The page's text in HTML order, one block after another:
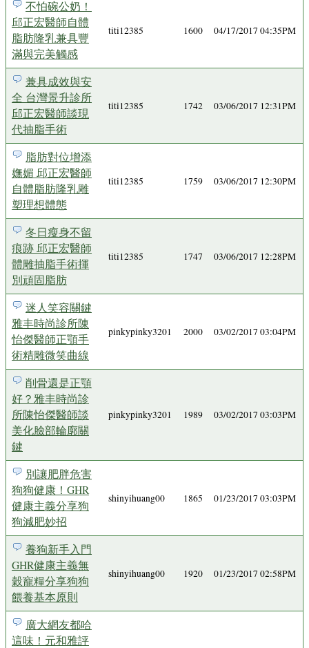
不怕碗公奶！
邱正宏醫師自體
脂肪隆乳兼具豐
滿與完美觸感
titi12385 1600 04/17/2017 04:35PM
兼具成效與安
全 台灣景升診所
邱正宏醫師談現
代抽脂手術
titi12385 1742 03/06/2017 12:31PM
脂肪對位增添
嫵媚 邱正宏醫師
自體脂肪隆乳雕
塑理想體態
titi12385 1759 03/06/2017 12:30PM
冬日瘦身不留
痕跡 邱正宏醫師
體雕抽脂手術揮
別頑固脂肪
titi12385 1747 03/06/2017 12:28PM
迷人笑容關鍵
雅丰時尚診所陳
怡傑醫師正顎手
術精雕微笑曲線
pinkypinky3201 2000 03/02/2017 03:04PM
削骨還是正顎
好？雅丰時尚診
所陳怡傑醫師談
美化臉部輪廓關
鍵
pinkypinky3201 1989 03/02/2017 03:03PM
別讓肥胖危害
狗狗健康！GHR
健康主義分享狗
狗減肥妙招
shinyihuang00 1865 01/23/2017 03:03PM
養狗新手入門
GHR健康主義無
穀寵糧分享狗狗
餵養基本原則
shinyihuang00 1920 01/23/2017 02:58PM
廣大網友都哈
這味！元和雅評